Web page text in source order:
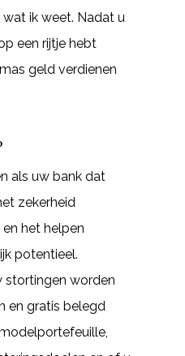
ik weet. Nadat u
een rijtje hebt
geld verdienen
als uw bank dat
zekerheid
het helpen
potentieel.
stortingen worden
en gratis belegd